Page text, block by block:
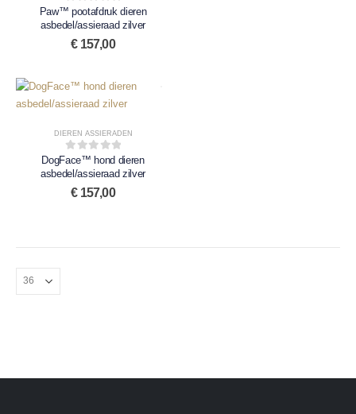
0 out of 5
Paw™ pootafdruk dieren
asbedel/assieraad zilver
€157,00
DIEREN ASSIERADEN
0out of 5
DogFace™ hond dieren
asbedel/assieraad zilver
€157,00